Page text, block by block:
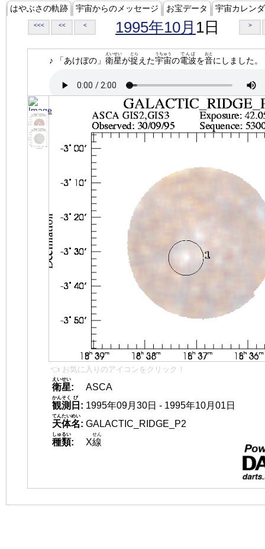
はやぶさの軌跡 宇宙からのメッセージ お宝データ 宇宙カレン
<<< << < 1995年10月 1日 >
♪ 「あけぼの」 衛星
えいせい
が捉
とら
えた宇宙
うちゅう
の電波
でんぱ
を音
おと
にしました。
👈 お気に入りのアイコンをクリック！
衛星
えいせい
:
ASCA
観測
かんそく
日
び
: 1995年09月30日 - 1995年10月01日
天体名
てんたいめい
: GALACTIC_RIDGE_P2
種類
しゅるい
: X線
せん